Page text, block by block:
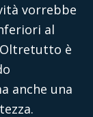
vorrebbe
al
è
anche una